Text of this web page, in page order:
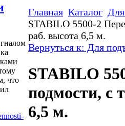
что
Главная Каталог
STABILO 5500-2
раб. высота 6,5 м.
Вернуться к: Для
STABILO
подмости, с
6,5 м.